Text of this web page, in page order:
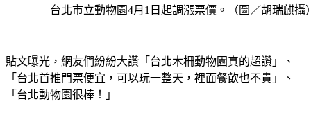
台北市立動物園4月1日起調漲票價。（圖／胡瑞麒攝
貼文曝光，網友們紛紛大讚「台北木柵動物園真的超讚」、
「台北首推門票便宜，可以玩一整天，裡面餐飲也不貴」、
「台北動物園很棒！」